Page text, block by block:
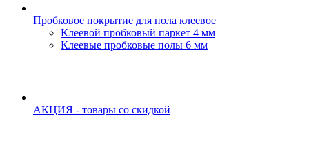
Пробковое покрытие для пола клеевое
Клеевой пробковый паркет 4 мм
Клеевые пробковые полы 6 мм
АКЦИЯ - товары со скидкой